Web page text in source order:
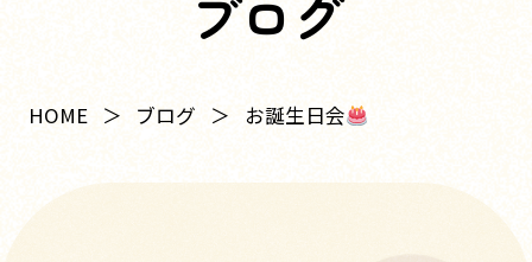
ブログ
HOME ブログ お誕生日会